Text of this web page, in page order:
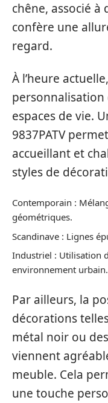
chêne, associé
confère une
regard.
À l’heure
personnalisation
espaces de vie.
9837PATV
accueillant et
styles de
Contemporain :
géométriques.
Scandinave : Lignes
Industriel : Utilisation
environnement urbain.
Par ailleurs, la
décorations
métal noir ou
viennent
meuble. Cela
une touche